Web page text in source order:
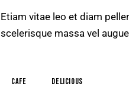
Etiam vitae leo et diam
scelerisque massa vel
Cafe Delicious